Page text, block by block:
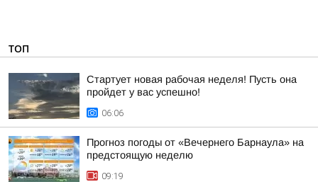
ТОП
Стартует новая рабочая неделя! Пусть она
пройдет у вас успешно!
06:06
Прогноз погоды от «Вечернего Барнаула» на
предстоящую неделю
09:19